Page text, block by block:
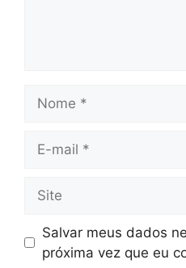
mail
Salvar meus dados
próxima vez que eu